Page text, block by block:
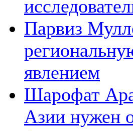
Парвиз
явлением
Шарофат
Азии нужен